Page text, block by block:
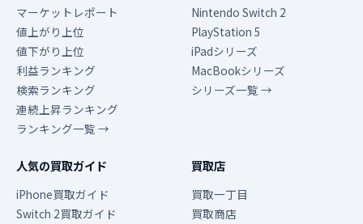
マーケットレポート
値上がり上位
値下がり上位
利益ランキング
検索ランキング
連続上昇ランキング
ランキング一覧 →
Nintendo Switch 2
PlayStation 5
iPadシリーズ
MacBookシリーズ
シリーズ一覧 →
人気の買取ガイド
iPhone買取ガイド
Switch 2買取ガイド
買取店
買取一丁目
買取商店